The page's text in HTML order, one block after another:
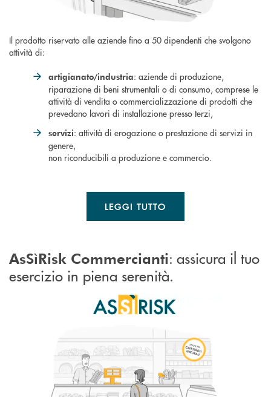
Il prodotto riservato alle aziende fino a 50 dipendenti che svolgono
attività di:
artigianato/industria: aziende di produzione,
riparazione di beni strumentali o di consumo, comprese le
attività di vendita o commercializzazione di prodotti che
prevedano lavori di installazione presso terzi,
servizi: attività di erogazione o prestazione di servizi in
genere,
non riconducibili a produzione e commercio.
LEGGI TUTTO
AsSìRisk Commercianti: assicura il tuo
esercizio in piena serenità.